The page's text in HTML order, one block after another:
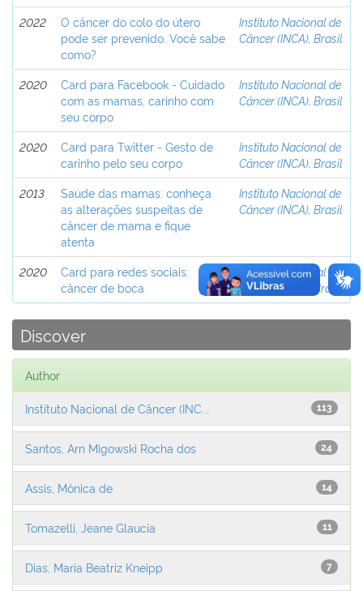
2022
O câncer do colo do útero
pode ser prevenido. Você sabe
como?
Instituto Nacional de
Câncer (INCA), Brasil
2020
Card para Facebook - Cuidado
com as mamas, carinho com
seu corpo
Instituto Nacional de
Câncer (INCA), Brasil
2020
Card para Twitter - Gesto de
carinho pelo seu corpo
Instituto Nacional de
Câncer (INCA), Brasil
2013
Saúde das mamas: conheça
as alterações suspeitas de
câncer de mama e fique
atenta
Instituto Nacional de
Câncer (INCA), Brasil
2020
Card para redes sociais:
câncer de boca
Instituto Nacional de
Câncer (INCA), Brasil
Discover
Author
113
Instituto Nacional de Câncer (INC...
24
Santos, Arn Migowski Rocha dos
14
Assis, Mônica de
11
Tomazelli, Jeane Glaucia
7
Dias, Maria Beatriz Kneipp